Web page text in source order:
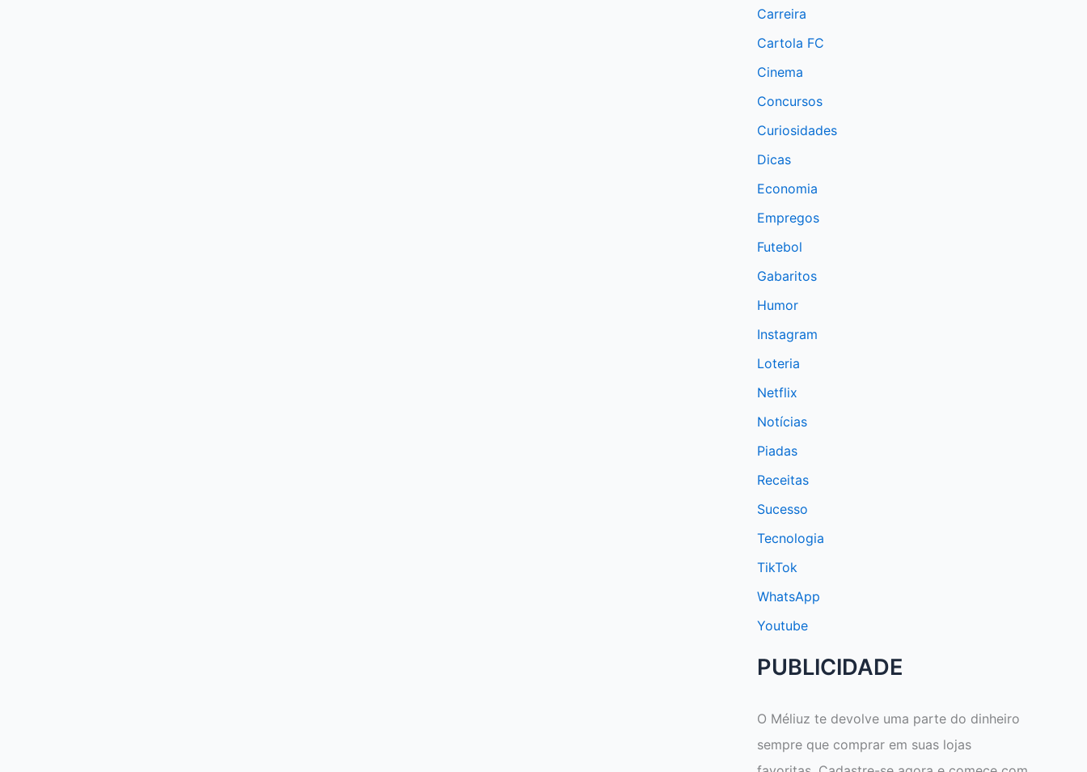
Carreira
Cartola FC
Cinema
Concursos
Curiosidades
Dicas
Economia
Empregos
Futebol
Gabaritos
Humor
Instagram
Loteria
Netflix
Notícias
Piadas
Receitas
Sucesso
Tecnologia
TikTok
WhatsApp
Youtube
PUBLICIDADE
O Méliuz te devolve uma parte do dinheiro
sempre que comprar em suas lojas